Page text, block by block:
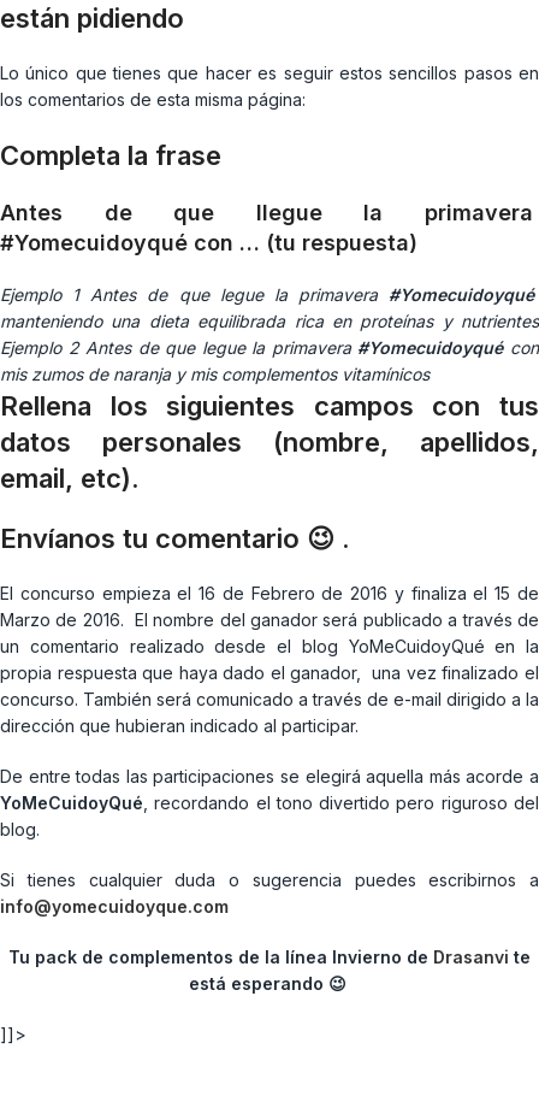
están pidiendo
Lo único que tienes que hacer es seguir estos sencillos pasos en
los comentarios de esta misma página:
Completa la frase
Antes de que llegue la primavera
#Yomecuidoyqué con … (tu respuesta)
Ejemplo 1 Antes de que legue la primavera #Yomecuidoyqué
manteniendo una dieta equilibrada rica en proteínas y nutrientes
Ejemplo 2 Antes de que legue la primavera #Yomecuidoyquécon
mis zumos de naranja y mis complementos vitamínicos
Rellena los siguientes campos con tus
datos personales (nombre, apellidos,
email, etc).
Envíanos tu comentario 😉 .
El concurso empieza el 16 de Febrero de 2016 y finaliza el 15 de
Marzo de 2016. El nombre del ganador será publicado a través de
un comentario realizado desde el blog YoMeCuidoyQué en la
propia respuesta que haya dado el ganador, una vez finalizado el
concurso. También será comunicado a través de e-mail dirigido a la
dirección que hubieran indicado al participar.
De entre todas las participaciones se elegirá aquella más acorde a
YoMeCuidoyQué , recordando el tono divertido pero riguroso del
blog.
Si tienes cualquier duda o sugerencia puedes escribirnos a
info@yomecuidoyque.com
Tu pack de complementos de la línea Invierno de Drasanvi te
está esperando 😉
]]>